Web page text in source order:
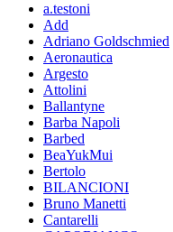
a.testoni
Add
Adriano Goldschmied
Aeronautica
Argesto
Attolini
Ballantyne
Barba Napoli
Barbed
BeaYukMui
Bertolo
BILANCIONI
Bruno Manetti
Cantarelli